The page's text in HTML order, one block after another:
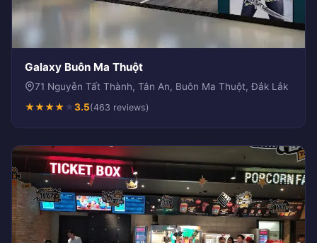
Galaxy Buôn Ma Thuột
71 Nguyễn Tất Thành, Tân An, Buôn Ma Thuột, Đắk Lắk
★★★★★3.5(463 reviews)